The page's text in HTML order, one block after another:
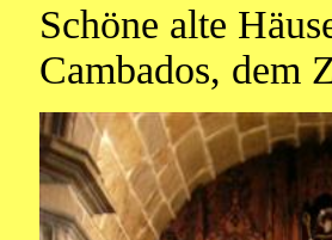
Schöne alte
Cambados, dem